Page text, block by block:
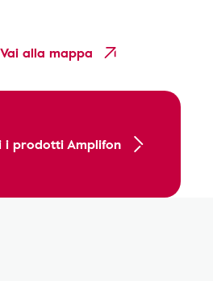
Vai alla mappa
i prodotti Amplifon